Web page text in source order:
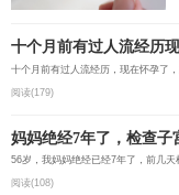
十个月前有过人流经历
十个月前有过人流经历，现在怀孕了
阅读(179)
妈妈绝经7年了，检查子
阅读(108)